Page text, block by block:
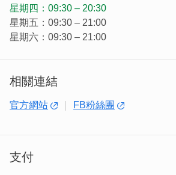
香蜂的故事，要從一位做推拿的老爺爺
在那個醫療不如現在發達的年代，白爺
藥，那時他就知道，這種金門特有的植
絡，還有著來自大地的療癒力。
星期四：09:30 – 20:30
星期五：09:30 – 21:00
星期六：09:30 – 21:00
相關連結
官方網站 FB粉絲團
支付